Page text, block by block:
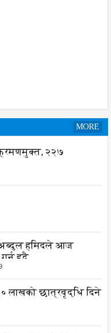
MORE
२२७
अब्दुल हमिदले आज
हुदै,
लाखको छात्रवृद्धि दिने